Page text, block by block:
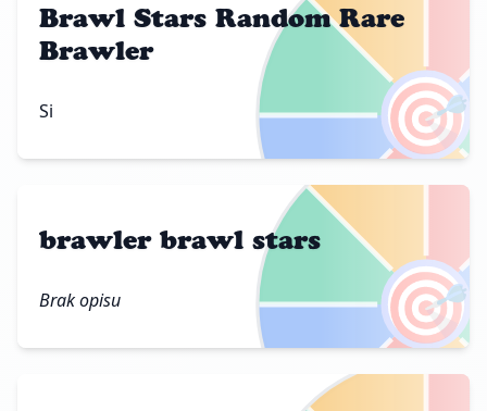
🎯
Brawl Stars Random Rare
Brawler
Si
🎯
brawler brawl stars
Brak opisu